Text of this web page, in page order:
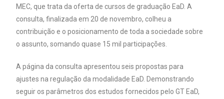
MEC, que trata da oferta de cursos de graduação EaD. A
consulta, finalizada em 20 de novembro, colheu a
contribuição e o posicionamento de toda a sociedade sobre
o assunto, somando quase 15 mil participações.
A página da consulta apresentou seis propostas para
ajustes na regulação da modalidade EaD. Demonstrando
seguir os parâmetros dos estudos fornecidos pelo GT EaD,